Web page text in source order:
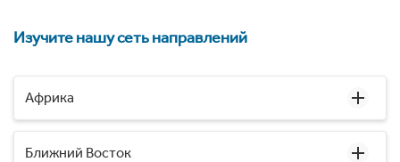
Изучите нашу сеть направлений
Африка
Ближний Восток